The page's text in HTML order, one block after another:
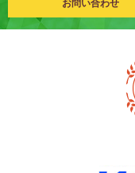
お問い合わせ